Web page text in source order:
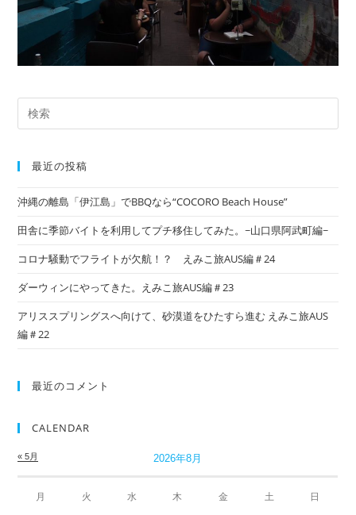
最近の投稿
沖縄の離島「伊江島」でBBQなら“COCORO Beach House”
田舎に季節バイトを利用してプチ移住してみた。~山口県阿武町編~
コロナ騒動でフライトが欠航！？ えみこ旅AUS編＃24
ダーウィンにやってきた。えみこ旅AUS編＃23
アリススプリングスへ向けて、砂漠道をひたすら進む えみこ旅AUS
編＃22
最近のコメント
CALENDAR
2026年8月
月 火 水 木 金 土 日
« 5月